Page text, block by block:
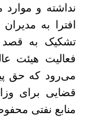
نداشته و
افترا به
تشکیک به
فعالیت هیئت
می‌رود که حق
قضایی برای
منابع نفتی